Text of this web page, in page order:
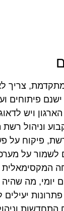
צריך
פיתוחים
ויש
וניהול
פיקוח על
לשמור על
מה שהיה